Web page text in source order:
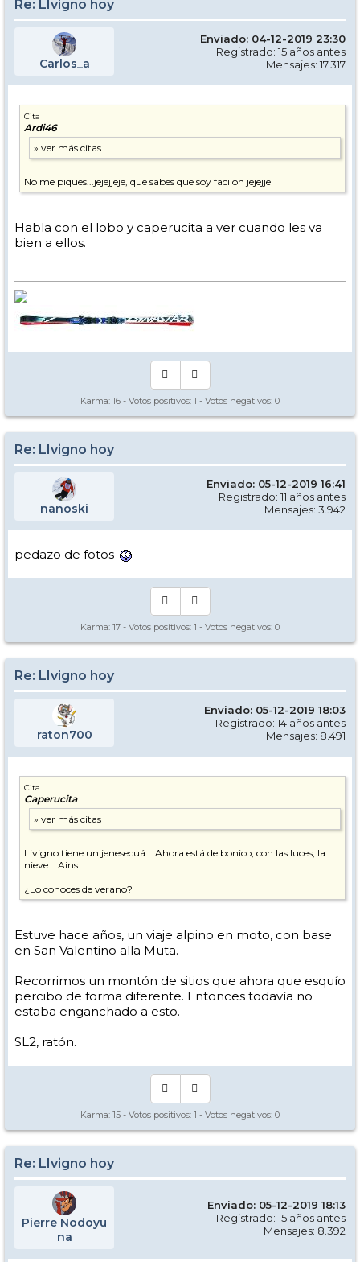
Re: LIvigno hoy
Carlos_a
Enviado: 04-12-2019 23:30
Registrado: 15 años antes
Mensajes: 17.317
Cita
Ardi46
No me piques...jejejjeje, que sabes que soy facilon jejejje
Habla con el lobo y caperucita a ver cuando les va
bien a ellos.
Karma: 16 - Votos positivos: 1 - Votos negativos: 0
Re: LIvigno hoy
nanoski
Enviado: 05-12-2019 16:41
Registrado: 11 años antes
Mensajes: 3.942
pedazo de fotos
Karma: 17 - Votos positivos: 1 - Votos negativos: 0
Re: LIvigno hoy
raton700
Enviado: 05-12-2019 18:03
Registrado: 14 años antes
Mensajes: 8.491
Cita
Caperucita
Livigno tiene un jenesecuá... Ahora está de bonico, con las luces, la
nieve... Ains
¿Lo conoces de verano?
Estuve hace años, un viaje alpino en moto, con base
en San Valentino alla Muta.
Recorrimos un montón de sitios que ahora que esquío
percibo de forma diferente. Entonces todavía no
estaba enganchado a esto.
SL2, ratón.
Karma: 15 - Votos positivos: 1 - Votos negativos: 0
Re: LIvigno hoy
Pierre Nodoyu
na
Enviado: 05-12-2019 18:13
Registrado: 15 años antes
Mensajes: 8.392